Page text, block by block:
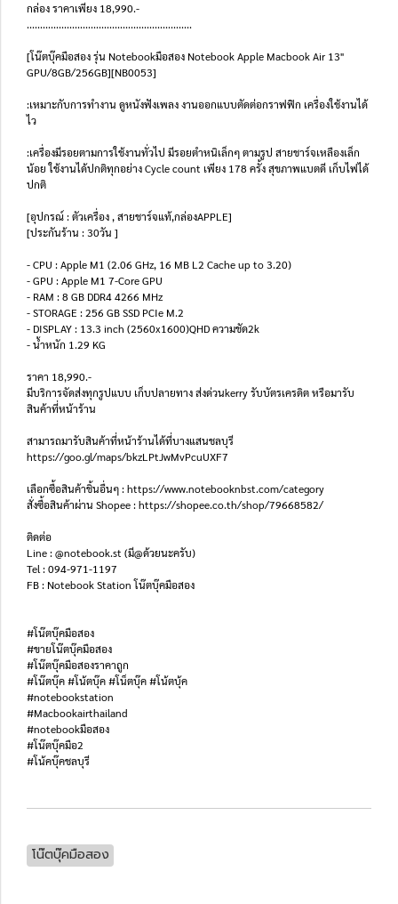
กล่อง ราคาเพียง 18,990.-
..............................................................
[โน๊ตบุ๊คมือสอง รุ่น Notebookมือสอง Notebook Apple Macbook Air 13"
GPU/8GB/256GB][NB0053]
:เหมาะกับการทำงาน ดูหนังฟังเพลง งานออกแบบตัดต่อกราฟฟิก เครื่องใช้งานได้
ไว
:เครื่องมีรอยตามการใช้งานทั่วไป มีรอยตำหนิเล็กๆ ตามรูป สายชาร์จเหลืองเล็ก
น้อย ใช้งานได้ปกติทุกอย่าง Cycle count เพียง 178 ครั้ง สุขภาพแบตดี เก็บไฟได้
ปกติ
[อุปกรณ์ : ตัวเครื่อง , สายชาร์จแท้,กล่องAPPLE]
[ประกันร้าน : 30วัน ]
- CPU : Apple M1 (2.06 GHz, 16 MB L2 Cache up to 3.20)
- GPU : Apple M1 7-Core GPU
- RAM : 8 GB DDR4 4266 MHz
- STORAGE : 256 GB SSD PCIe M.2
- DISPLAY : 13.3 inch (2560x1600)QHD ความชัด2k
- น้ำหนัก 1.29 KG
ราคา 18,990.-
มีบริการจัดส่งทุกรูปแบบ เก็บปลายทาง ส่งด่วนkerry รับบัตรเครดิต หรือมารับ
สินค้าที่หน้าร้าน
สามารถมารับสินค้าที่หน้าร้านได้ที่บางแสนชลบุรี
https://goo.gl/maps/bkzLPtJwMvPcuUXF7
เลือกซื้อสินค้าชิ้นอื่นๆ : https://www.notebooknbst.com/category
สั่งซื้อสินค้าผ่าน Shopee : https://shopee.co.th/shop/79668582/
ติดต่อ
Line : @notebook.st (มี@ด้วยนะครับ)
Tel : 094-971-1197
FB : Notebook Station โน๊ตบุ๊คมือสอง
#โน๊ตบุ๊คมือสอง
#ขายโน๊ตบุ๊คมือสอง
#โน๊ตบุ๊คมือสองราคาถูก
#โน๊ตบุ๊ค #โน้ตบุ๊ค #โน็ตบุ๊ค #โน้ตบุ้ค
#notebookstation
#Macbookairthailand
#notebookมือสอง
#โน๊ตบุ๊คมือ2
#โน้คบุ๊คชลบุรี
โน๊ตบุ๊คมือสอง